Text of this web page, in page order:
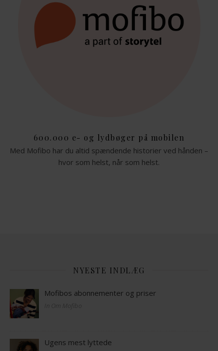
600.000 e- og lydbøger på mobilen
Med Mofibo har du altid spændende historier ved hånden –
hvor som helst, når som helst.
NYESTE INDLÆG
Mofibos abonnementer og priser
Ugens mest lyttede